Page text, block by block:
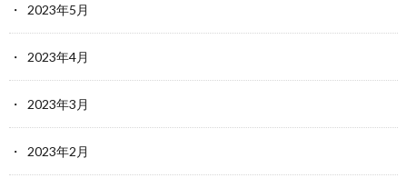
2023年5月
2023年4月
2023年3月
2023年2月